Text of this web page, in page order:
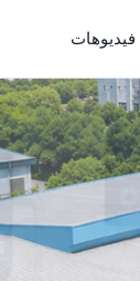
فيديوهات